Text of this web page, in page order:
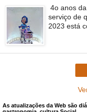
4o anos
serviço de
2023 está
As atualizações da Web são